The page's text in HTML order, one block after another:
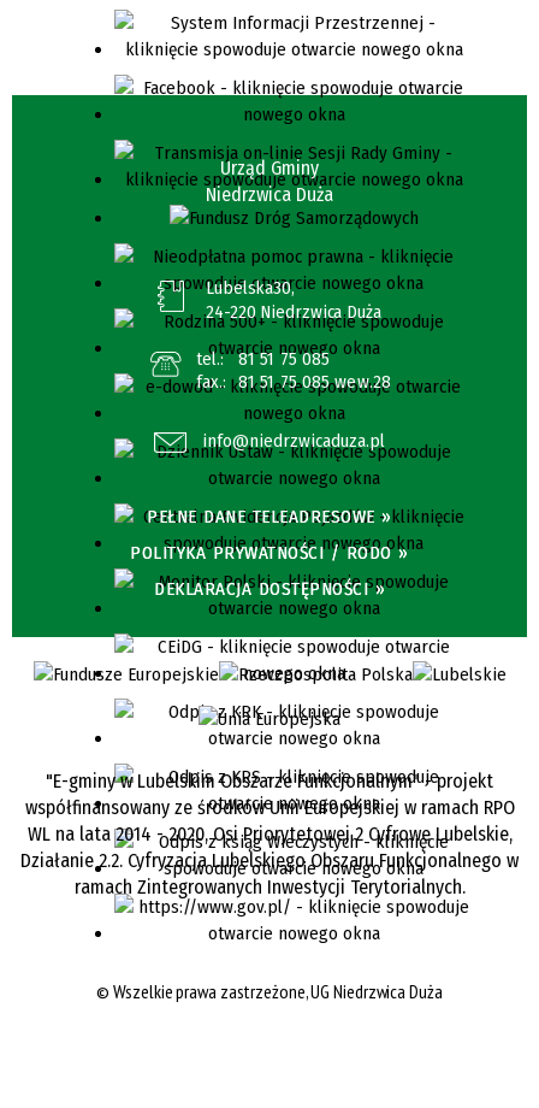
Urząd Gminy
Niedrzwica Duża
Lubelska30,
24-220 Niedrzwica Duża
tel.:
81 51 75 085
fax.:
81 51 75 085 wew.28
info@niedrzwicaduza.pl
PEŁNE DANE TELEADRESOWE »
POLITYKA PRYWATNOŚCI / RODO »
DEKLARACJA DOSTĘPNOŚCI »
"E-gminy w Lubelskim Obszarze Funkcjonalnym" - projekt
współfinansowany ze środków Unii Europejskiej w ramach RPO
WL na lata 2014 - 2020, Osi Priorytetowej 2 Cyfrowe Lubelskie,
Działanie 2.2. Cyfryzacja Lubelskiego Obszaru Funkcjonalnego w
ramach Zintegrowanych Inwestycji Terytorialnych.
©Wszelkie prawa zastrzeżone, UG Niedrzwica Duża